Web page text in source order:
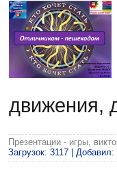
движения,
Презентации - игры,
Загрузок: 3117 | Добавил: